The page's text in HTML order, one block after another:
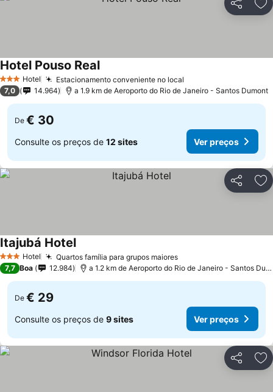
Partilhar
3 EstrelasHotel Estacionamento conveniente no local
Hotel Pouso Real
7,0 14.964 a 1.9 km de Aeroporto do Rio de Janeiro - Santos Dumont
De € 30
Consulte os preços de 12 sites Ver preços
Partilhar
3 EstrelasHotel Quartos família para grupos maiores
Itajubá Hotel
7,7 Boa 12.984 a 1.2 km de Aeroporto do Rio de Janeiro - Santos Dumont
De € 29
Consulte os preços de 9 sites Ver preços
Partilhar